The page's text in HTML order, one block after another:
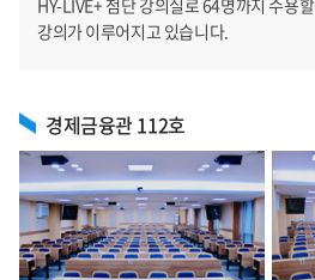
강의가 이루어지고 있습니다.
경제금융관 112호